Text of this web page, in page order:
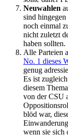
Neuwahlen
sind
noch einmal
nicht zuletzt
haben sollten.
Alle Parteien
No. 1 dieses
genug
Es ist
diesem
von der CSU
blöd war,
wenn sie sich